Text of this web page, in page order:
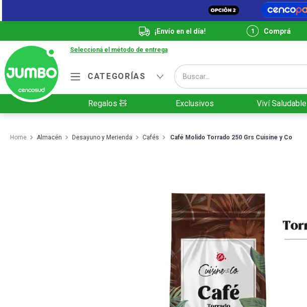
¡Envío en el día! Comprá
Seleccioná el método de entrega
CATEGORÍAS
Buscar...
Regalos 🧸 Exclusivos Viví Saludable
Almacén Desayuno y Merienda Cafés Café Molido Torrado 250 Grs Cuisine y Co
Términos más buscados
2.
Cafe
Juguetes